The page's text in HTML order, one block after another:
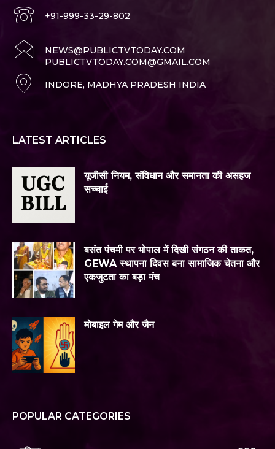
+91-999-33-29-802
NEWS@PUBLICTVTODAY.COM
PUBLICTVTODAY.COM@GMAIL.COM
INDORE, MADHYA PRADESH INDIA
LATEST ARTICLES
यूजीसी नियम, संविधान और समानता की असहज
सच्चाई
बसंत पंचमी पर भोपाल में दिखी संगठन की ताकत,
GEWA स्थापना दिवस बना सामाजिक चेतना और
एकजुटता का बड़ा मंच
मोबाइल गेम और जैन
POPULAR CATEGORIES